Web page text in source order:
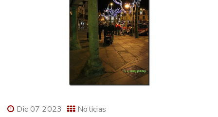
Dic 07 2023 Noticias